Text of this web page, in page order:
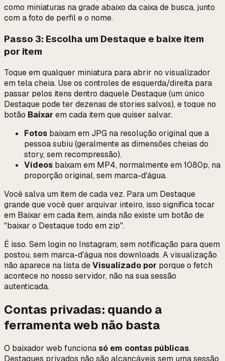
como miniaturas na grade abaixo da caixa de busca, junto
com a foto de perfil e o nome.
Passo 3: Escolha um Destaque e baixe item
por item
Toque em qualquer miniatura para abrir no visualizador
em tela cheia. Use os controles de esquerda/direita para
passar pelos itens dentro daquele Destaque (um único
Destaque pode ter dezenas de stories salvos), e toque no
botão Baixar em cada item que quiser salvar.
Fotos baixam em JPG na resolução original que a
pessoa subiu (geralmente as dimensões cheias do
story, sem recompressão).
Vídeos baixam em MP4, normalmente em 1080p, na
proporção original, sem marca-d'água.
Você salva um item de cada vez. Para um Destaque
grande que você quer arquivar inteiro, isso significa tocar
em Baixar em cada item, ainda não existe um botão de
"baixar o Destaque todo em zip".
É isso. Sem login no Instagram, sem notificação para quem
postou, sem marca-d'água nos downloads. A visualização
não aparece na lista deVisualizado por porque o fetch
acontece no nosso servidor, não na sua sessão
autenticada.
Contas privadas: quando a
ferramenta web não basta
O baixador web funcionasó em contas públicas.
Destaques privados não são alcançáveis sem uma sessão